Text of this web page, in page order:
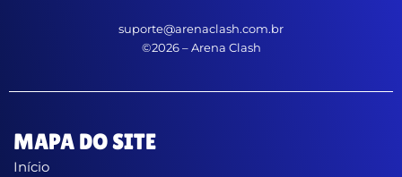
suporte@arenaclash.com.br
©2026 – Arena Clash
MAPA DO SITE
Início